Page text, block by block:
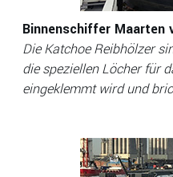
Binnenschiffer Maarten
Die Katchoe Reibhölzer
die speziellen Löcher für
eingeklemmt wird und